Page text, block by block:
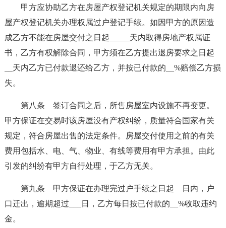
甲方应协助乙方在房屋产权登记机关规定的期限内向房
屋产权登记机关办理权属过户登记手续。如因甲方的原因造
成乙方不能在房屋交付之日起_____天内取得房地产权属证
书，乙方有权解除合同，甲方须在乙方提出退房要求之日起
__天内乙方已付款退还给乙方，并按已付款的__%赔偿乙方损
失。
第八条 签订合同之后，所售房屋室内设施不再变更。
甲方保证在交易时该房屋没有产权纠纷，质量符合国家有关
规定，符合房屋出售的法定条件。房屋交付使用之前的有关
费用包括水、电、气、物业、有线等费用有甲方承担。由此
引发的纠纷有甲方自行处理，于乙方无关。
第九条 甲方保证在办理完过户手续之日起 日内，户
口迁出，逾期超过___日，乙方每日按已付款的__%收取违约
金。